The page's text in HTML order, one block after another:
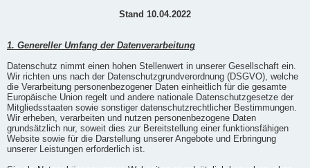
Stand 10.04.2022
1. Genereller Umfang der Datenverarbeitung
Datenschutz nimmt einen hohen Stellenwert in unserer Gesellschaft ein.
Wir richten uns nach der Datenschutzgrundverordnung (DSGVO), welche
die Verarbeitung personenbezogener Daten einheitlich für die gesamte
Europäische Union regelt und andere nationale Datenschutzgesetze der
Mitgliedsstaaten sowie sonstiger datenschutzrechtlicher Bestimmungen.
Wir erheben, verarbeiten und nutzen personenbezogene Daten
grundsätzlich nur, soweit dies zur Bereitstellung einer funktionsfähigen
Website sowie für die Darstellung unserer Angebote und Erbringung
unserer Leistungen erforderlich ist.